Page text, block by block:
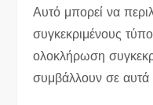
Αυτό μπορεί να
συγκεκριμένους
ολοκλήρωση
συμβάλλουν σε αυτά